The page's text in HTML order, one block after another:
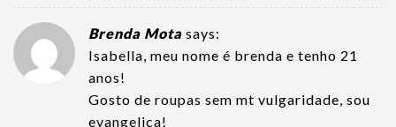
Brenda Mota says:
Isabella, meu nome é brenda e tenho 21
anos!
Gosto de roupas sem mt vulgaridade, sou
evangelica!